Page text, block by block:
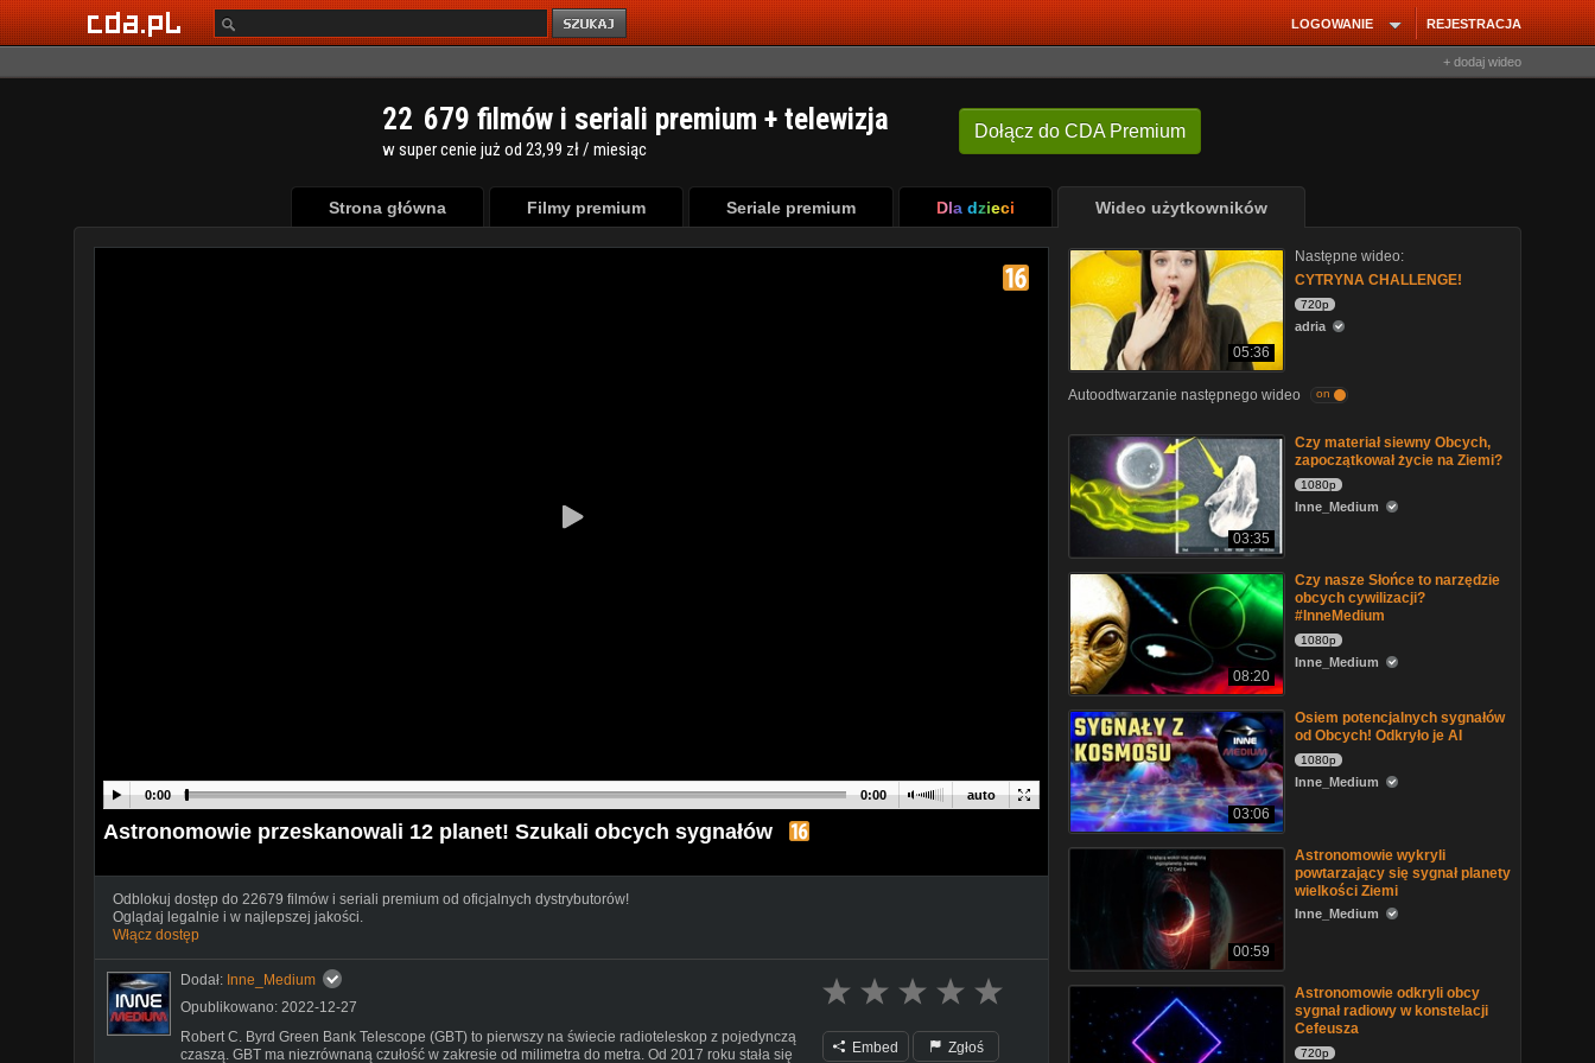
REJESTRACJA
LOGOWANIE
+ dodaj wideo
Dołącz do CDA Premium
22 679 filmów i seriali premium + telewizja
w super cenie już od 23,99 zł / miesiąc
Strona główna Filmy premium Seriale premium Dla dzieci Wideo użytkowników
auto
0:00 0:00
Astronomowie przeskanowali 12 planet! Szukali obcych sygnałów
Odblokuj dostęp do 22679 filmów i seriali premium od oficjalnych dystrybutorów!
Oglądaj legalnie i w najlepszej jakości.
Włącz dostęp
Dodał: Inne_Medium
Opublikowano: 2022-12-27
Robert C. Byrd Green Bank Telescope (GBT) to pierwszy na świecie radioteleskop z pojedynczą
czaszą. GBT ma niezrównaną czułość w zakresie od milimetra do metra. Od 2017 roku stała się
Embed Zgłoś
05:36
Następne wideo:
CYTRYNA CHALLENGE!
720p
adria
Autoodtwarzanie następnego wideo on
03:35
Czy materiał siewny Obcych,
zapoczątkował życie na Ziemi?
1080p
Inne_Medium
08:20
Czy nasze Słońce to narzędzie
obcych cywilizacji?
#InneMedium
1080p
Inne_Medium
03:06
Osiem potencjalnych sygnałów
od Obcych! Odkryło je AI
1080p
Inne_Medium
00:59
Astronomowie wykryli
powtarzający się sygnał planety
wielkości Ziemi
Inne_Medium
Astronomowie odkryli obcy
sygnał radiowy w konstelacji
Cefeusza
720p